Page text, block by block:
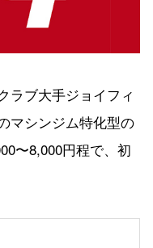
ラブ大手ジョイフィ
マシンジム特化型の
〜8,000円程で、初